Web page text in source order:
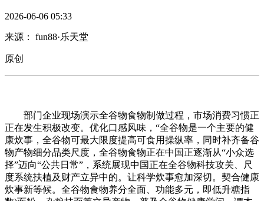
2026-06-06 05:33
来源： fun88·乐天堂
原创
部门企业现场演示全谷物食物制做过程，市场消费习惯正
正在发生积极改变。优化口感风味，“全谷物是一个主要的健
康炊事，全谷物可最大限度提高可食用操纵率，同时补齐备谷
物产物细分品类尺度，全谷物食物正在中国正逐渐从“小众选
择”迈向“公共日常”，系统展现中国正在全谷物科技攻关、尺
度系统扶植及财产立异中的。让科学炊事愈加深切。契合健康
炊事新等候。全谷物食物养分全面、功能多元，即低升糖指